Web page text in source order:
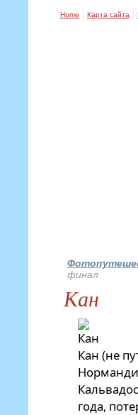
Home Карта сайта
финал
Кан
Кан (не
года,